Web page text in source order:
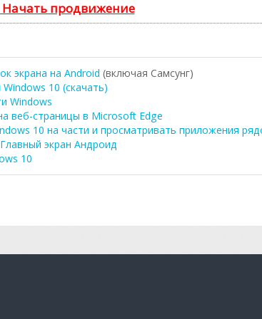
Начать продвижение
экрана на Android (включая Самсунг)
10 (скачать)
Windows
веб-страницы в Microsoft Edge
10 на части и просматривать приложения
экран Андроид
10